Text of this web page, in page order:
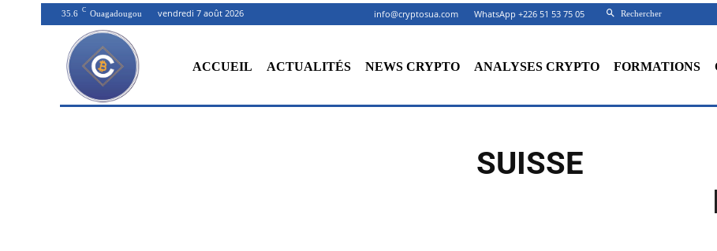
35.6 C Ouagadougou vendredi 7 août 2026 info@cryptosua.com WhatsApp +226 51 53 75 05 Rechercher
ACCUEIL ACTUALITÉS NEWS CRYPTO ANALYSES CRYPTO FORMATIONS
SUISSE